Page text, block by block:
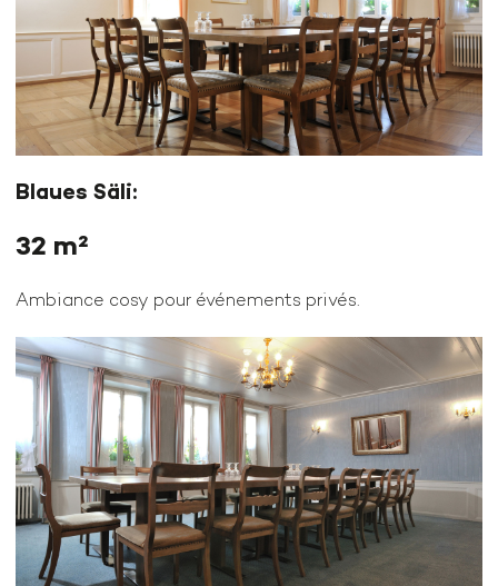
Blaues Säli:
32 m²
Ambiance cosy pour événements privés.